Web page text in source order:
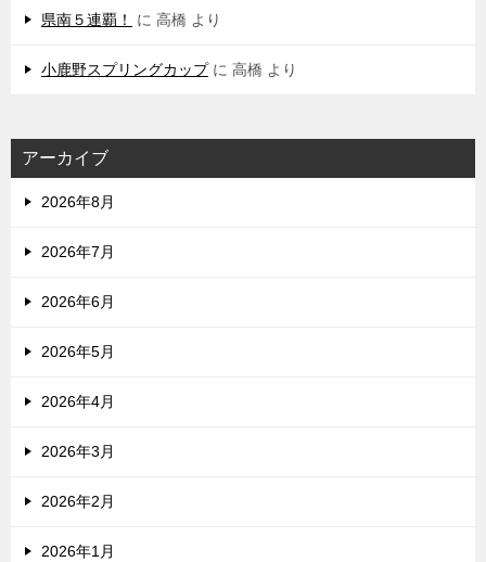
県南５連覇！ に 高橋 より
小鹿野スプリングカップに 高橋 より
アーカイブ
2026年8月
2026年7月
2026年6月
2026年5月
2026年4月
2026年3月
2026年2月
2026年1月